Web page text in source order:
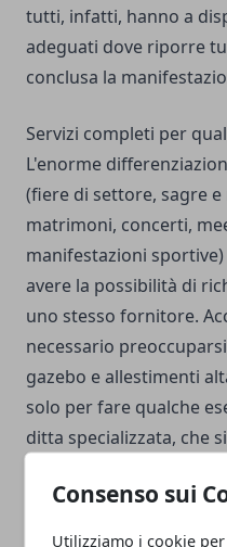
Consenso sui
Utilizziamo i cookie
tutti, infatti, hanno a
adeguati dove riporre
conclusa la
Servizi completi per
L'enorme
(fiere di settore, sagre
matrimoni, concerti,
manifestazioni
avere la possibilità di
uno stesso fornitore.
necessario
gazebo e allestimenti
solo per fare qualche
ditta specializzata, che
risparmio economico e